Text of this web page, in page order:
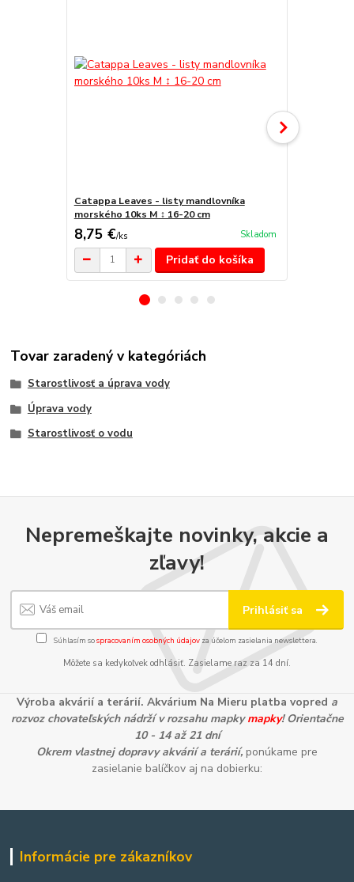
Catappa Leaves - listy mandlovníka
morského 10ks M ↕ 16-20 cm
8,75 €/ks Skladom
Pridať do košíka
Tovar zaradený v kategóriách
Starostlivosť a úprava vody
Úprava vody
Starostlivosť o vodu
Nepremeškajte novinky, akcie a
zľavy!
Prihlásiť sa
Súhlasím sospracovaním osobných údajov za účelom zasielania newslettera.
Môžete sa kedykoľvek odhlásiť. Zasielame raz za 14 dní.
Výroba akvárií a terárií. Akvárium Na Mieru platba vopred a
rozvoz chovateľských nádrží v rozsahu mapkymapky! Orientačne
10 - 14 až 21 dní
Okrem vlastnej dopravy akvárií a terárií, ponúkame pre
zasielanie balíčkov aj na dobierku:
Informácie pre zákazníkov